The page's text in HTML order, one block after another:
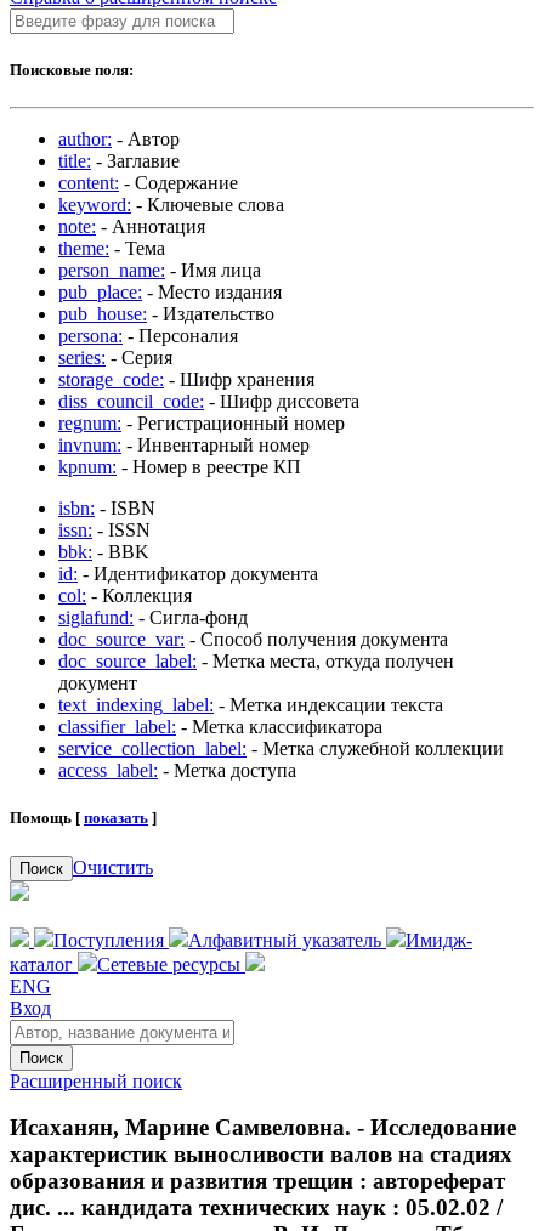
Поисковые поля:
author: - Автор
title: - Заглавие
content: - Содержание
keyword: - Ключевые слова
note: - Аннотация
theme: - Тема
person_name: - Имя лица
pub_place: - Место издания
pub_house: - Издательство
persona: - Персоналия
series: - Серия
storage_code: - Шифр хранения
diss_council_code: - Шифр диссовета
regnum: - Регистрационный номер
invnum: - Инвентарный номер
kpnum: - Номер в реестре КП
isbn: - ISBN
issn: - ISSN
bbk: - BBK
id: - Идентификатор документа
col: - Коллекция
siglafund: - Сигла-фонд
doc_source_var: - Способ получения документа
doc_source_label: - Метка места, откуда получен
документ
text_indexing_label: - Метка индексации текста
classifier_label: - Метка классификатора
service_collection_label: - Метка служебной коллекции
access_label: - Метка доступа
Помощь [ показать ]
Поиск Очистить
Поступления Алфавитный указатель
Имидж-
каталог
Сетевые ресурсы
ENG
Вход
Поиск
Расширенный поиск
Исаханян, Марине Самвеловна. - Исследование
характеристик выносливости валов на стадиях
образования и развития трещин : автореферат
дис. ... кандидата технических наук : 05.02.02 /